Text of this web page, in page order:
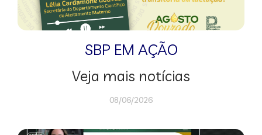
SBP EM AÇÃO
Veja mais notícias
08/06/2026